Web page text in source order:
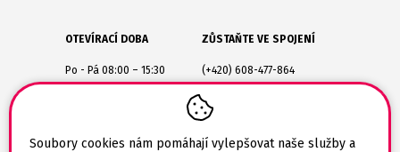
Soubory cookies nám pomáhají vylepšovat naše služby a
OTEVÍRACÍ DOBA
Po - Pá 08:00 – 15:30
Jaroměřice nad Rokytnou
675 51
ZŮSTAŇTE VE SPOJENÍ
(+420) 608-477-864